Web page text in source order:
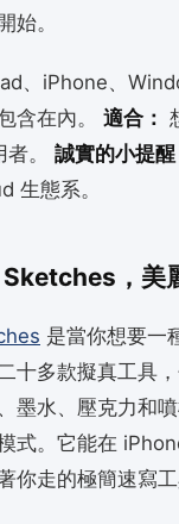
始。
、iPhone、
含在內。 適合：
。 誠實的小提醒
生態系。
，美
是當你想要一
十多款擬真工具
墨水、壓克力和
式。它能在
你走的極簡速寫工